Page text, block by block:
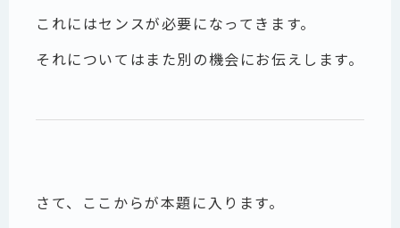
これにはセンスが必要になってきます。
それについてはまた別の機会にお伝えします。
さて、ここからが本題に入ります。